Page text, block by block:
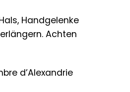
Handgelenke
Achten
d’Alexandrie